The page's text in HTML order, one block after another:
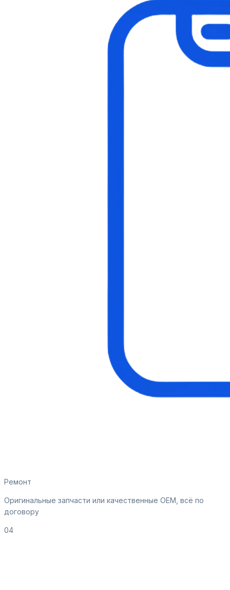
Ремонт
Оригинальные запчасти или качественные OEM, всё по
договору
04